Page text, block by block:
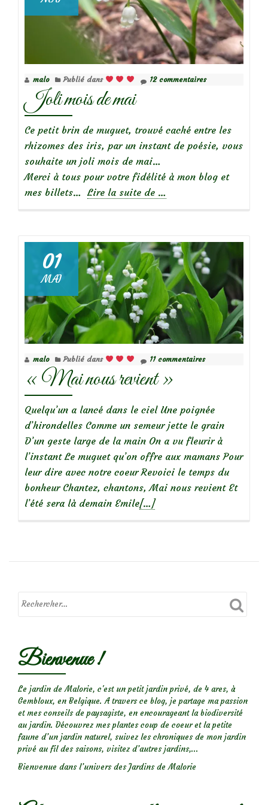
malo Publié dans 12 commentaires
Joli mois de mai
Ce petit brin de muguet, trouvé caché entre les
rhizomes des iris, par un instant de poésie, vous
souhaite un joli mois de mai…
Merci à tous pour votre fidélité à mon blog et
mes billets… Lire la suite de
de
mai
…
01
MAI
malo Publié dans 11 commentaires
« Mai nous revient »
Quelqu’un a lancé dans le ciel Une poignée
d’hirondelles Comme un semeur jette le grain
D’un geste large de la main On a vu fleurir à
l’instant Le muguet qu’on offre aux mamans Pour
leur dire avec notre coeur Revoici le temps du
bonheur Chantez, chantons, Mai nous revient Et
l’été sera là demain EmileEn
nous
[…]
Bienvenue !
Le jardin de Malorie, c'est un petit jardin privé, de 4 ares, à
Gembloux, en Belgique. A travers ce blog, je partage ma passion
et mes conseils de paysagiste, en encourageant la biodiversité
au jardin. Découvrez mes plantes coup de coeur et la petite
faune d’un jardin naturel, suivez les chroniques de mon jardin
privé au fil des saisons, visitez d’autres jardins,...
Bienvenue dans l’univers des Jardins de Malorie